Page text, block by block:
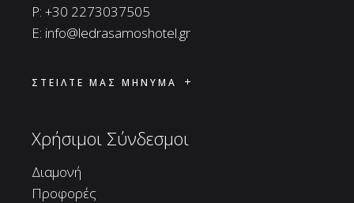
P: +30 2273037505
E: info@ledrasamoshotel.gr
ΣΤΕΙΛΤΕ ΜΑΣ ΜΗΝΥΜΑ
Χρήσιμοι Σύνδεσμοι
Διαμονή
Προφορές